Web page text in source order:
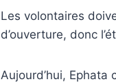
Les volontaires
d’ouverture, donc
Aujourd’hui,